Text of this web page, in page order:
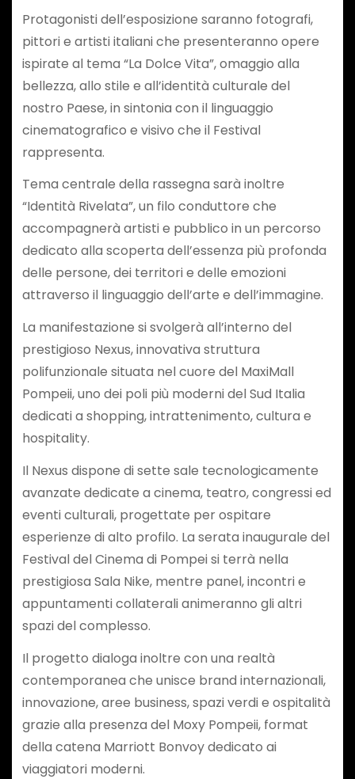
Protagonisti dell’esposizione saranno fotografi,
pittori e artisti italiani che presenteranno opere
ispirate al tema “La Dolce Vita”, omaggio alla
bellezza, allo stile e all’identità culturale del
nostro Paese, in sintonia con il linguaggio
cinematografico e visivo che il Festival
rappresenta.
Tema centrale della rassegna sarà inoltre
“Identità Rivelata”, un filo conduttore che
accompagnerà artisti e pubblico in un percorso
dedicato alla scoperta dell’essenza più profonda
delle persone, dei territori e delle emozioni
attraverso il linguaggio dell’arte e dell’immagine.
La manifestazione si svolgerà all’interno del
prestigioso Nexus, innovativa struttura
polifunzionale situata nel cuore del MaxiMall
Pompeii, uno dei poli più moderni del Sud Italia
dedicati a shopping, intrattenimento, cultura e
hospitality.
Il Nexus dispone di sette sale tecnologicamente
avanzate dedicate a cinema, teatro, congressi ed
eventi culturali, progettate per ospitare
esperienze di alto profilo. La serata inaugurale del
Festival del Cinema di Pompei si terrà nella
prestigiosa Sala Nike, mentre panel, incontri e
appuntamenti collaterali animeranno gli altri
spazi del complesso.
Il progetto dialoga inoltre con una realtà
contemporanea che unisce brand internazionali,
innovazione, aree business, spazi verdi e ospitalità
grazie alla presenza del Moxy Pompeii, format
della catena Marriott Bonvoy dedicato ai
viaggiatori moderni.